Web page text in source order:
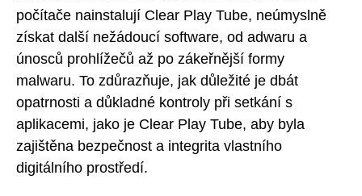
počítače nainstalují Clear Play Tube, neúmyslně
získat další nežádoucí software, od adwaru a
únosců prohlížečů až po zákeřnější formy
malwaru. To zdůrazňuje, jak důležité je dbát
opatrnosti a důkladné kontroly při setkání s
aplikacemi, jako je Clear Play Tube, aby byla
zajištěna bezpečnost a integrita vlastního
digitálního prostředí.